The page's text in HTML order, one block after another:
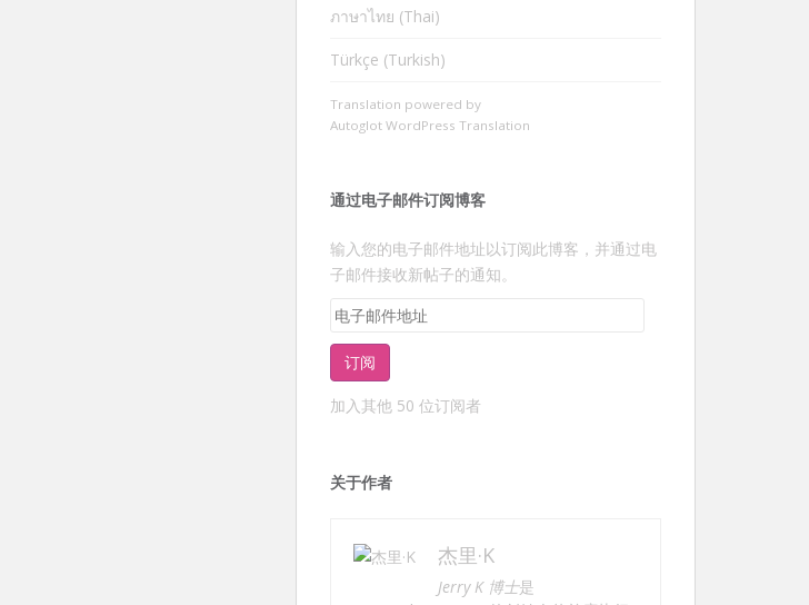
ภาษาไทย (Thai)
Türkçe (Turkish)
Translation powered by
Autoglot WordPress Translation
通过电子邮件订阅博客
输入您的电子邮件地址以订阅此博客，并通过电
子邮件接收新帖子的通知。
电
件
地
订阅
加入其他 50 位订阅者
关于作者
杰里·K
Jerry K 博士是